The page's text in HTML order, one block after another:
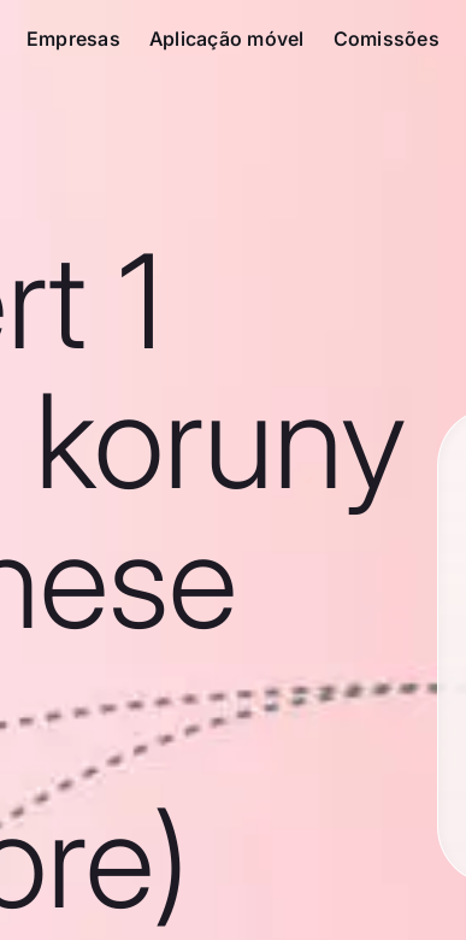
Empresas Aplicação móvel Comissões
1